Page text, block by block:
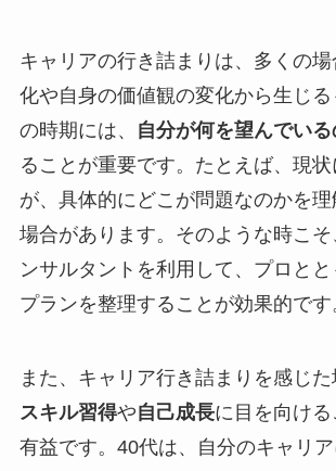
キャリアの行き詰まりは、多くの
化や自身の価値観の変化から生じる
の時期には、
自分が何を望んでい
ることが重要です。たとえば、現
が、具体的にどこが問題なのかを
場合があります。そのような時こそ
ンサルタントを利用して、プロと
プランを整理することが効果的です
また、キャリア行き詰まりを感じ
スキル習得や自己成長に目を向け
有益です。40代は、自分のキャリ